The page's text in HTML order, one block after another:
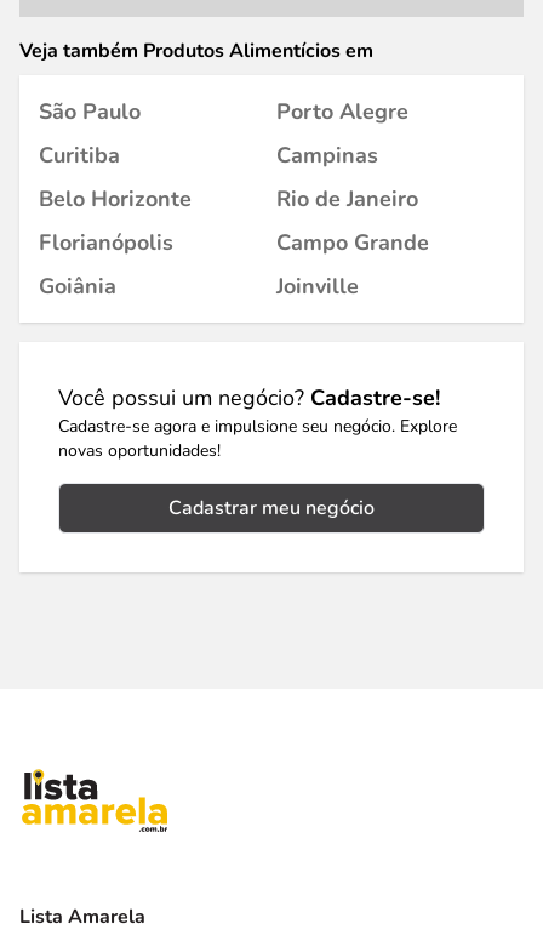
Veja também Produtos Alimentícios em
São Paulo
Porto Alegre
Curitiba
Campinas
Belo Horizonte
Rio de Janeiro
Florianópolis
Campo Grande
Goiânia
Joinville
Você possui um negócio? Cadastre-se!
Cadastre-se agora e impulsione seu negócio. Explore
novas oportunidades!
Cadastrar meu negócio
Lista Amarela